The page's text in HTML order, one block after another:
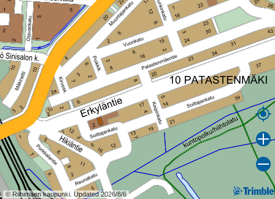
© Riihimäen kaupunki. Updated 2026/8/6